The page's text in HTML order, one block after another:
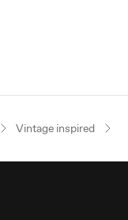
Vintage inspired